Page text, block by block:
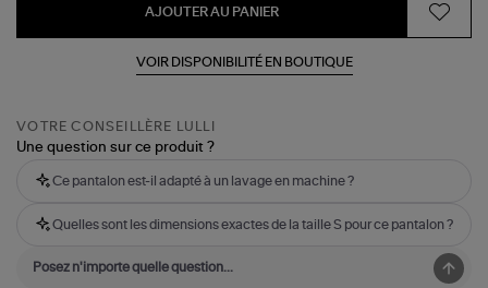
AJOUTER AU PANIER
VOIR DISPONIBILITÉ EN BOUTIQUE
VOTRE CONSEILLÈRE LULLI
Une question sur ce produit ?
Ce pantalon est-il adapté à un lavage en machine ?
Quelles sont les dimensions exactes de la taille S pour ce pantalon ?